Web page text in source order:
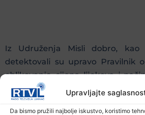
Upravljajte
Da bismo pružili najbolje iskustvo, koristimo
Iz Udruženja Misli dobro, kao
detektovali su upravo Pravilnik
oblikovanja cijena lijekova i
cijenama lijekova u BiH, za čiju
inciijativu.